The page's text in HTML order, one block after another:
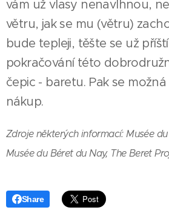
vám už vlasy nenavlhnou,
větru, jak se mu (větru)
bude tepleji, těšte se už
pokračování této
čepic - baretu. Pak se
nákup.
Zdroje některých informací: Musée
Musée du Béret du Nay, The Beret
Share